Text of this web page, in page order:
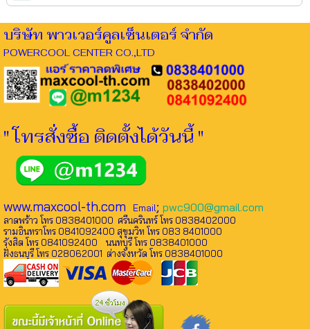
บริษัท พาวเวอร์คูลเซ็นเตอร์ จำกัด
POWERCOOL CENTER CO.,LTD
" โทรสั่งซื้อ ติดตั้งได้วันนี้ "
www.maxcool-th.com Email; pwc900@gmail.com
ลาดพร้าว โทร 0838401000 ศรีนครินทร์ โทร 0838402000
รามอินทราโทร 0841092400 สุขุมวิท โทร 083 8401000
รังสิต โทร 0841092400 นนทบุรี โทร 0838401000
ฝั่งธนบุรี โทร 028062001 ต่างจังหวัด โทร 0838401000